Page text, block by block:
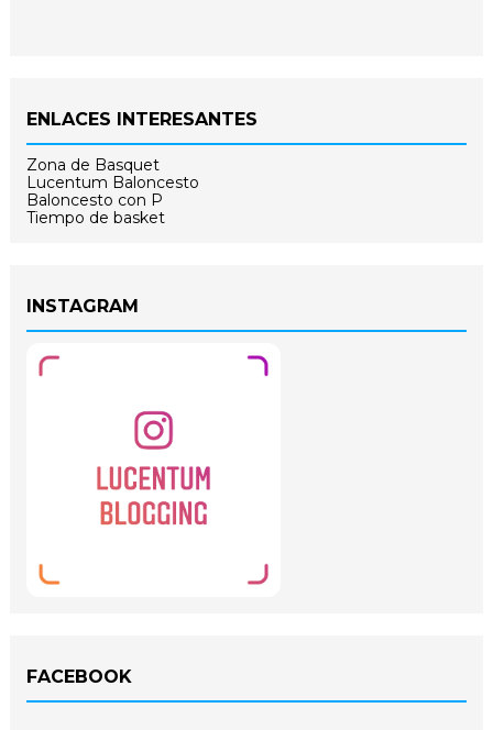
ENLACES INTERESANTES
Zona de Basquet
Lucentum Baloncesto
Baloncesto con P
Tiempo de basket
INSTAGRAM
FACEBOOK